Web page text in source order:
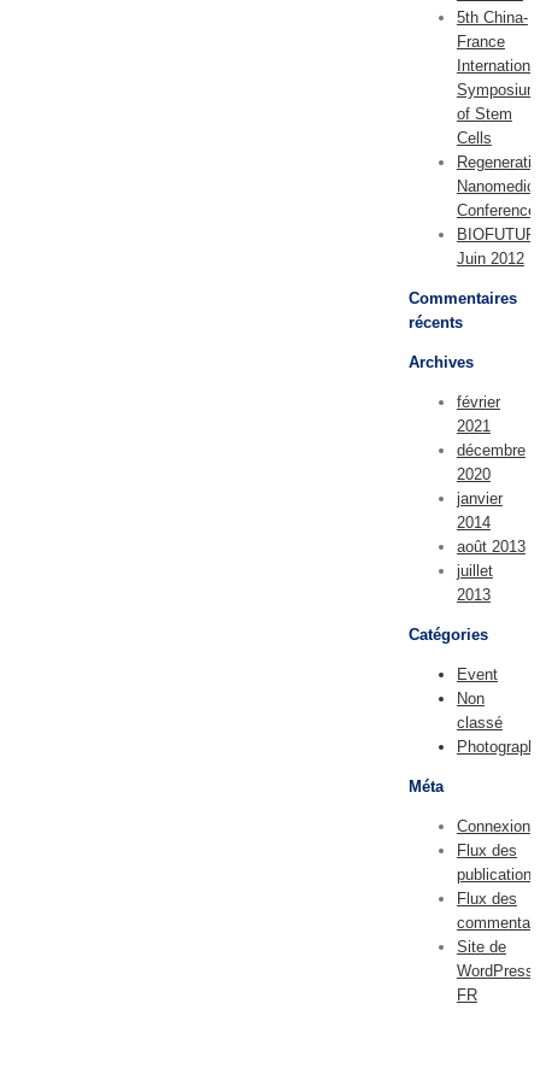
5th China-
France
Symposium
of Stem
Cells
Conference
BIOFUTUR
Juin 2012
Commentaires
récents
Archives
février
2021
décembre
2020
janvier
2014
août 2013
juillet
2013
Catégories
Event
Non
classé
Méta
Connexion
Flux des
publications
Flux des
Site de
WordPress-
FR